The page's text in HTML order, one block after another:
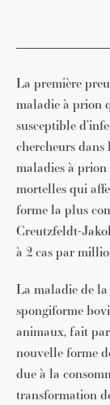
La première
maladie à prion
susceptible
chercheurs
maladies à prion
mortelles qui
forme la plus
Creutzfeldt-
à 2 cas par
La maladie de
spongiforme
animaux, fait
nouvelle forme
due à la
transformation